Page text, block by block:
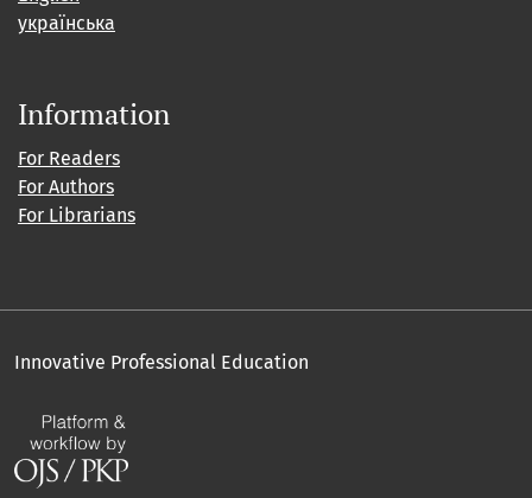
українська
Information
For Readers
For Authors
For Librarians
Innovative Professional Education